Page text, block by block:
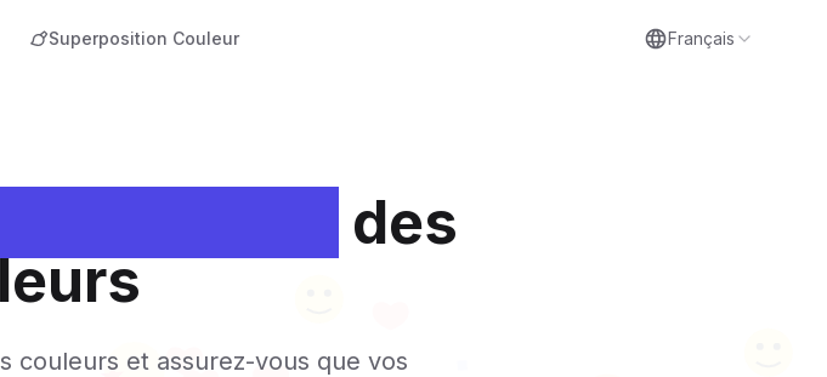
Superposition Couleur Français
des
couleurs et assurez-vous que vos